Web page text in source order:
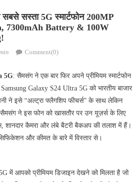
सस्ता 5G स्मार्टफोन 200MP
7300mAh Battery & 100W
Comment(0)
5G: सैमसंग ने एक बार फिर अपने प्रीमियम स्मार्टफोन
Galaxy S24 Ultra 5G को भारतीय बाजार
ने इसे “अल्ट्रा फ्लैगशिप फीचर्स” के साथ लेकिन
ने इस फोन को खासतौर पर उन यूज़र्स के लिए
शानदार कैमरा और लंबे बैटरी बैकअप की तलाश में हैं।
और कीमत के बारे में विस्तार से।
में आपको प्रीमियम डिजाइन देखने को मिलता है जो